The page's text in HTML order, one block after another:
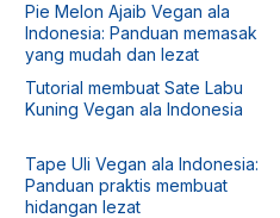
Pie Melon Ajaib Vegan ala
Indonesia: Panduan memasak
yang mudah dan lezat
Tutorial membuat Sate Labu
Kuning Vegan ala Indonesia
Tape Uli Vegan ala Indonesia:
Panduan praktis membuat
hidangan lezat